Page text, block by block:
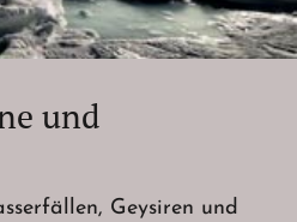
und
Geysiren und